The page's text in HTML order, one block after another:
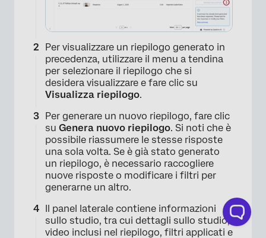
Per visualizzare un riepilogo generato in
precedenza, utilizzare il menu a tendina
per selezionare il riepilogo che si
desidera visualizzare e fare clic su
Visualizza riepilogo.
Per generare un nuovo riepilogo, fare clic
su Genera nuovo riepilogo. Si noti che è
possibile riassumere le stesse risposte
una sola volta. Se è già stato generato
un riepilogo, è necessario raccogliere
nuove risposte o modificare i filtri per
generarne un altro.
Il panel laterale contiene informazioni
sullo studio, tra cui dettagli sullo studio,
video inclusi nel riepilogo, filtri applicati e